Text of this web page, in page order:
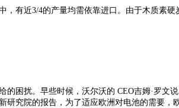
有近3/4的产量均需依靠进口。由于木质素
困扰。早些时候，沃尔沃的 CEO吉姆·罗
研究院的报告，为了适应欧洲对电池的需要